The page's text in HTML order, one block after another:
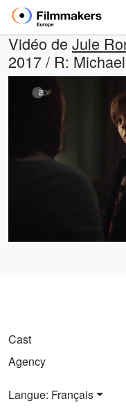
Vidéo de Jule
2017 / R:
Cast
Agency
Langue: Français